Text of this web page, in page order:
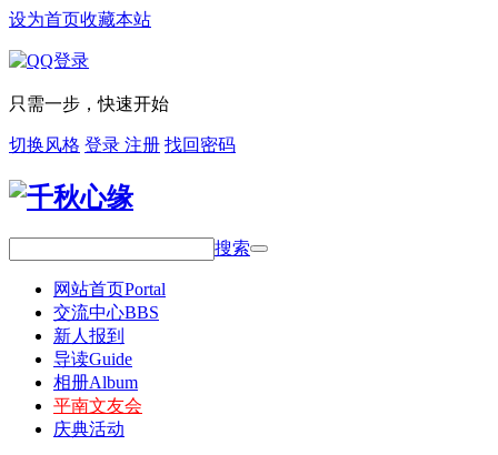
设为首页收藏本站
只需一步，快速开始
切换风格 登录 注册 找回密码
搜索
网站首页Portal
交流中心BBS
新人报到
导读Guide
相册Album
平南文友会
庆典活动